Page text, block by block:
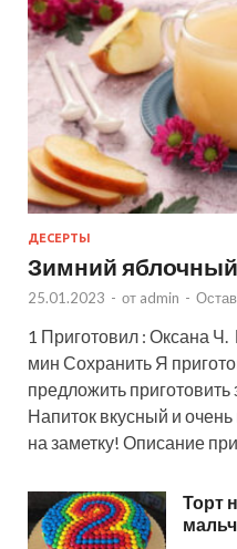
ДЕСЕРТЫ
Зимний
25.01.2023 - от admin -
1 Приготовил : Оксана
мин Сохранить Я
предложить
Напиток вкусный и
на заметку! Описание
Торт